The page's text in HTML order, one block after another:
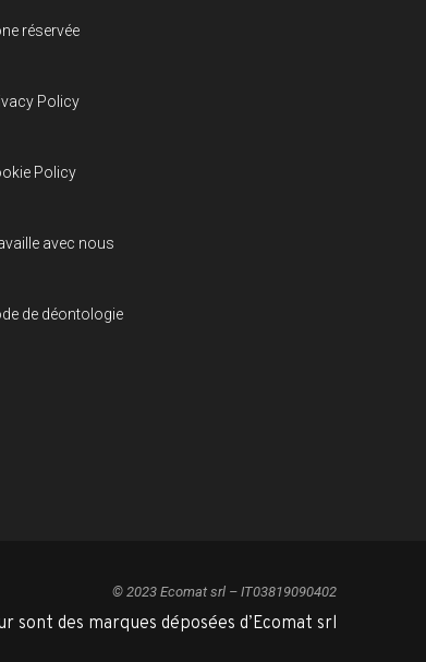
réservée
Policy
Policy
avec nous
de déontologie
© 2023 Ecomat srl – IT03819090402
sont des marques déposées d’Ecomat srl